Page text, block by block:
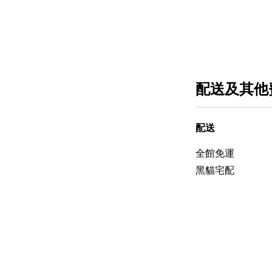
配送及其
配送
全館免運
黑貓宅配